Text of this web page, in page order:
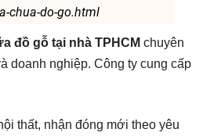
chua-do-go.html
đồ gỗ tại nhà TPHCM chuyên
doanh nghiệp. Công ty cung cấp
thất, nhận đóng mới theo yêu